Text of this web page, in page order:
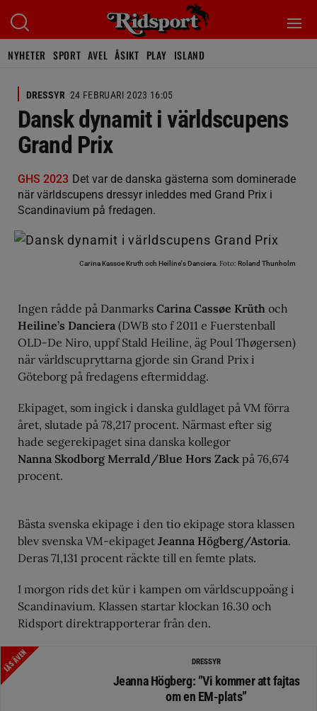
NYHETER SPORT AVEL ÅSIKT PLAY ISLAND
DRESSYR 24 FEBRUARI 2023 16:05
Dansk dynamit i världscupens
Grand Prix
GHS 2023 Det var de danska gästerna som dominerade
när världscupens dressyr inleddes med Grand Prix i
Scandinavium på fredagen.
Carina Kassoe Kruth och Heiline's Danciera. Foto: Roland Thunholm
Ingen rådde på Danmarks Carina Cassøe Krüth och
Heiline’s Danciera (DWB sto f 2011 e Fuerstenball
OLD-De Niro, uppf Stald Heiline, äg Poul Thøgersen)
när världscupryttarna gjorde sin Grand Prix i
Göteborg på fredagens eftermiddag.
Ekipaget, som ingick i danska guldlaget på VM förra
året, slutade på 78,217 procent. Närmast efter sig
hade segerekipaget sina danska kollegor
Nanna Skodborg Merrald/Blue Hors Zack på 76,674
procent.
Bästa svenska ekipage i den tio ekipage stora klassen
blev svenska VM-ekipaget Jeanna Högberg/Astoria.
Deras 71,131 procent räckte till en femte plats.
I morgon rids det kür i kampen om världscuppoäng i
Scandinavium. Klassen startar klockan 16.30 och
Ridsport direktrapporterar från den.
LÄS ÄVEN DRESSYR
Jeanna Högberg: ”Vi kommer att fajtas
om en EM-plats”